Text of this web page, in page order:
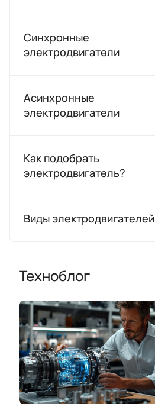
Синхронные
электродвигатели
Асинхронные
электродвигатели
Как подобрать
электродвигатель?
Виды электродвигателей
Техноблог